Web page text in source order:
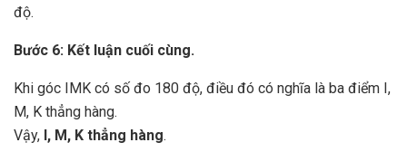
độ.
Bước 6: Kết luận cuối cùng.
Khi góc IMK có số đo 180 độ, điều đó có nghĩa là ba điểm I,
M, K thẳng hàng.
Vậy, I, M, K thẳng hàng.